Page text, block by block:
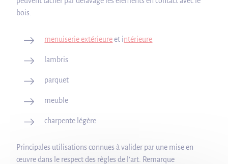
bois.
menuiserie extérieureet intérieure
lambris
parquet
meuble
charpente légère
Principales utilisations connues à valider par une mise en
œuvre dans le respect des règles de l’art. Remarque